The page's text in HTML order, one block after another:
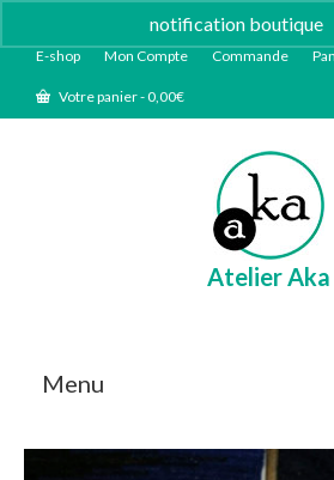
notification boutique
E-shop Mon Compte Commande
Votre panier-0,00€
Atelier Aka
Menu